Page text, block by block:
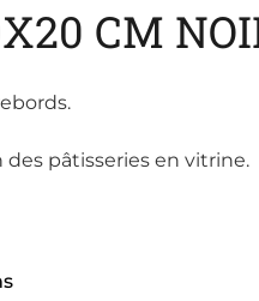
CM
pâtisseries en vitrine.